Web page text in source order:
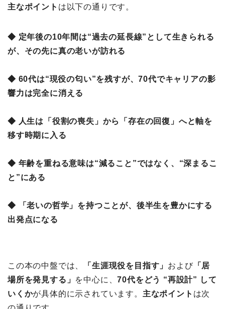
主なポイント は以下の通りです。
◆ 定年後の10年間は“過去の延長線”として生きられる
が、その先に真の老いが訪れる
◆ 60代は“現役の匂い”を残すが、70代でキャリアの影
響力は完全に消える
◆ 人生は「役割の喪失」から「存在の回復」へと軸を
移す時期に入る
◆ 年齢を重ねる意味は“減ること”ではなく、“深まるこ
と”にある
◆ 「老いの哲学」を持つことが、後半生を豊かにする
出発点になる
この本の中盤では、 「生涯現役を目指す」 および「居
場所を発見する」 を中心に、70代をどう “再設計” して
いくかが具体的に示されています。 主なポイント は次